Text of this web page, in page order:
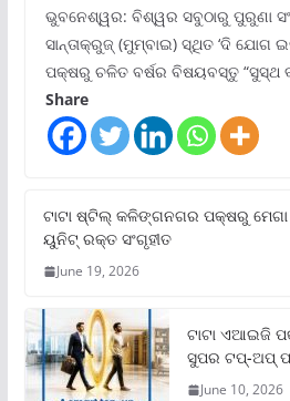
ଭୁବନେଶ୍ୱର: ବିଶ୍ୱର ସବୁଠାରୁ ପୁରୁଣା
ସାନ୍ତାକ୍ରୁଜ୍ (ମୁମ୍ବାଇ) ସ୍ଥିତ ‘ଦି ଯୋଗ
ପକ୍ଷରୁ ଚଳିତ ବର୍ଷର ବିଷୟବସ୍ତୁ “ସୁସ୍ଥ
Share
ଟାଟା ଷ୍ଟିଲ୍‌ କଳିଙ୍ଗନଗର ପକ୍ଷରୁ
ୟୁନିଟ୍‌ ରକ୍ତ ସଂଗୃହୀତ
June 19, 2026
ଟାଟା ଏଆଇଜି
ସୁପର ଟପ୍‌-ଅପ୍
June 10, 2026